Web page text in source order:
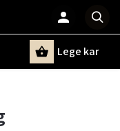
Lege kar